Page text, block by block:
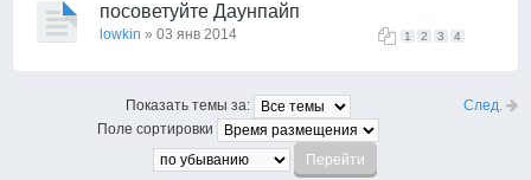
посоветуйте Даунпайп
1 2 3 4
lowkin » 03 янв 2014
След.
Показать темы за:
Поле сортировки